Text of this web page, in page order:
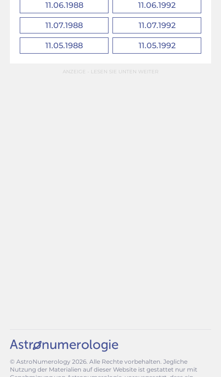
11.06.1988 11.06.1992
11.07.1988 11.07.1992
11.05.1988 11.05.1992
ANZEIGE - LESEN SIE UNTEN WEITER
© AstroNumerology 2026. Alle Rechte vorbehalten. Jegliche
Nutzung der Materialien auf dieser Website ist gestattet nur mit